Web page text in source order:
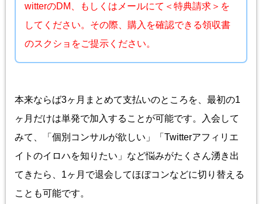
witterのDM、もしくはメールにて＜特典請求＞を
してください。その際、購入を確認できる領収書
のスクショをご提示ください。
本来ならば3ヶ月まとめて支払いのところを、最初の1
ヶ月だけは単発で加入することが可能です。入会して
みて、「個別コンサルが欲しい」「Twitterアフィリエ
イトのイロハを知りたい」など悩みがたくさん湧き出
てきたら、1ヶ月で退会してほぼコンなどに切り替える
ことも可能です。